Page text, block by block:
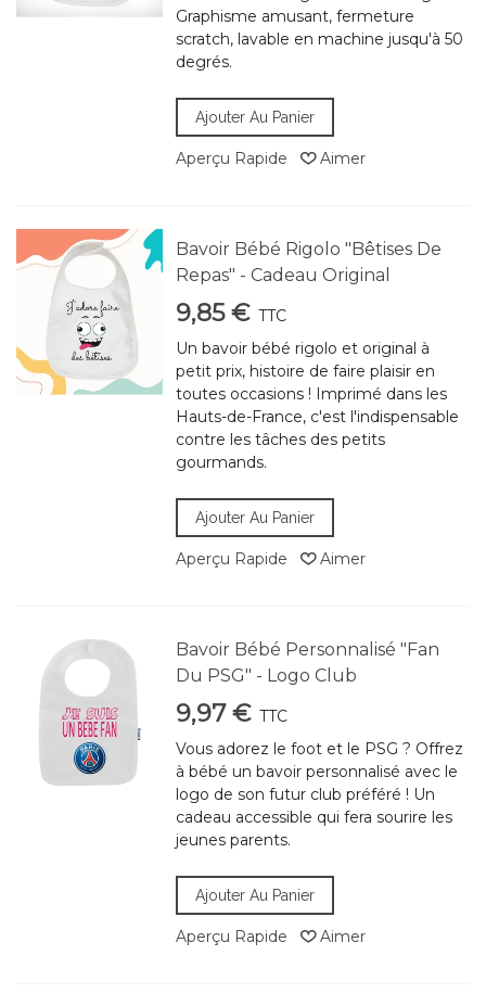
Graphisme amusant, fermeture
scratch, lavable en machine jusqu'à 50
degrés.
Ajouter Au Panier
Aperçu Rapide Aimer
Bavoir Bébé Rigolo "Bêtises De
Repas" - Cadeau Original
9,85 € TTC
Un bavoir bébé rigolo et original à
petit prix, histoire de faire plaisir en
toutes occasions ! Imprimé dans les
Hauts-de-France, c'est l'indispensable
contre les tâches des petits
gourmands.
Ajouter Au Panier
Aperçu Rapide Aimer
Bavoir Bébé Personnalisé "Fan
Du PSG" - Logo Club
9,97 € TTC
Vous adorez le foot et le PSG ? Offrez
à bébé un bavoir personnalisé avec le
logo de son futur club préféré ! Un
cadeau accessible qui fera sourire les
jeunes parents.
Ajouter Au Panier
Aperçu Rapide Aimer